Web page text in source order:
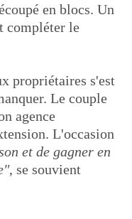
en blocs. Un
compléter le
propriétaires s'est
Le couple
agence
L'occasion
et de gagner en
, se souvient